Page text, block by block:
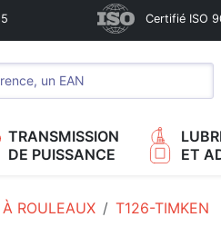
Certifié ISO
TRANSMISSION
DE PUISSANCE
ET
ROULEAUX T126-TIMKEN